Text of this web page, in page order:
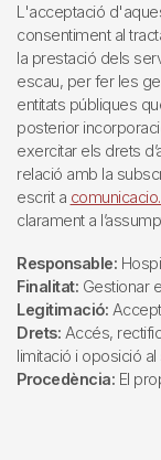
L'acceptació
consentiment al
la prestació dels
escau, per fer les
entitats públiques
posterior
exercitar els drets
relació amb la
escrit a
clarament a
Responsable:
Finalitat: Gestionar
Legitimació:
Drets: Accés,
limitació i oposició
Procedència: El